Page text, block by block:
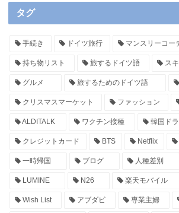
タグ
手続き ドイツ旅行 マンスリーコー
持ち物リスト 旅するドイツ語 ス
グルメ 旅するためのドイツ語
クリスマスマーケット ファッション
ALDITALK ワクチン接種 韓国ド
クレジットカード BTS Netflix
一時帰国 ブログ 人種差別
LUMINE N26 楽天モバイル
Wish List アブダビ 専業主婦